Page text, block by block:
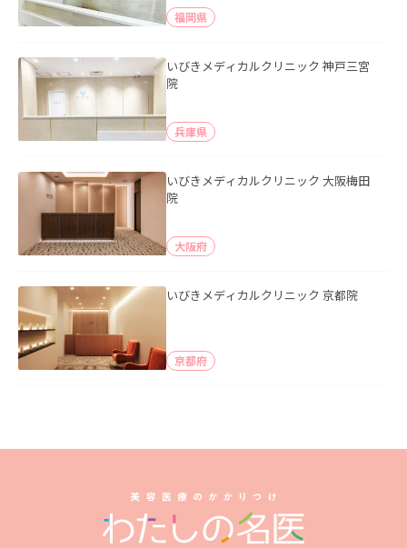
福岡県
いびきメディカルクリニック 神戸三宮
院
兵庫県
いびきメディカルクリニック 大阪梅田
院
大阪府
いびきメディカルクリニック 京都院
京都府